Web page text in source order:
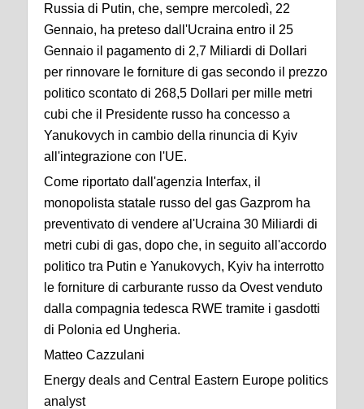
Russia di Putin, che, sempre mercoledì, 22
Gennaio, ha preteso dall'Ucraina entro il 25
Gennaio il pagamento di 2,7 Miliardi di Dollari
per rinnovare le forniture di gas secondo il prezzo
politico scontato di 268,5 Dollari per mille metri
cubi che il Presidente russo ha concesso a
Yanukovych in cambio della rinuncia di Kyiv
all'integrazione con l'UE.
Come riportato dall'agenzia Interfax, il
monopolista statale russo del gas Gazprom ha
preventivato di vendere al'Ucraina 30 Miliardi di
metri cubi di gas, dopo che, in seguito all'accordo
politico tra Putin e Yanukovych, Kyiv ha interrotto
le forniture di carburante russo da Ovest venduto
dalla compagnia tedesca RWE tramite i gasdotti
di Polonia ed Ungheria.
Matteo Cazzulani
Energy deals and Central Eastern Europe politics
analyst